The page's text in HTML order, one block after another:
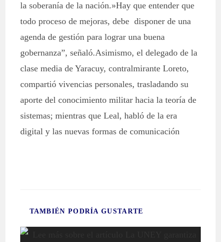
la soberanía de la nación.»Hay que entender que
todo proceso de mejoras, debe disponer de una
agenda de gestión para lograr una buena
gobernanza”, señaló.Asimismo, el delegado de la
clase media de Yaracuy, contralmirante Loreto,
compartió vivencias personales, trasladando su
aporte del conocimiento militar hacia la teoría de
sistemas; mientras que Leal, habló de la era
digital y las nuevas formas de comunicación
TAMBIÉN PODRÍA GUSTARTE